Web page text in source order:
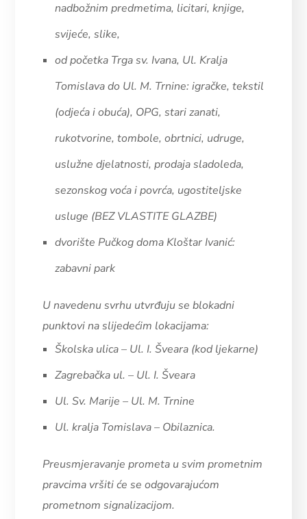
nadbožnim predmetima, licitari, knjige,
svijeće, slike,
od početka Trga sv. Ivana, Ul. Kralja
Tomislava do Ul. M. Trnine: igračke, tekstil
(odjeća i obuća), OPG, stari zanati,
rukotvorine, tombole, obrtnici, udruge,
uslužne djelatnosti, prodaja sladoleda,
sezonskog voća i povrća, ugostiteljske
usluge (BEZ VLASTITE GLAZBE)
dvorište Pučkog doma Kloštar Ivanić:
zabavni park
U navedenu svrhu utvrđuju se blokadni
punktovi na slijedećim lokacijama:
Školska ulica – Ul. I. Šveara (kod ljekarne)
Zagrebačka ul. – Ul. I. Šveara
Ul. Sv. Marije – Ul. M. Trnine
Ul. kralja Tomislava – Obilaznica.
Preusmjeravanje prometa u svim prometnim
pravcima vršiti će se odgovarajućom
prometnom signalizacijom.